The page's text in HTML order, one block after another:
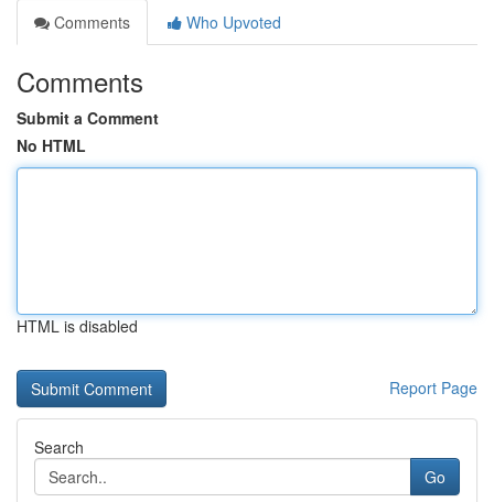
Comments
Who Upvoted
Comments
Submit a Comment
No HTML
HTML is disabled
Report Page
Search
Go